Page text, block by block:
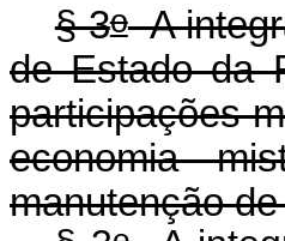
§ 3oA
de Estado da
participações
economia
manutenção